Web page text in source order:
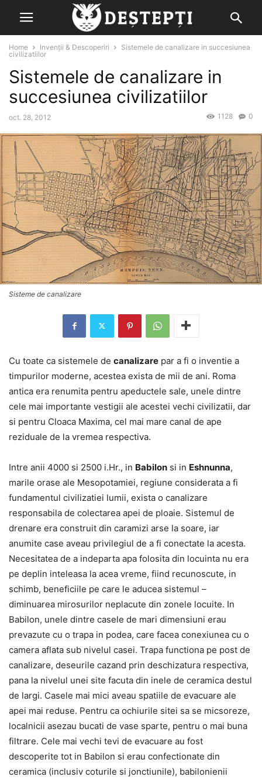
Home Invenții & Descoperiri
Sistemele de canalizare in succesiunea
civilizatiilor
Sistemele de canalizare in
succesiunea civilizatiilor
oct. 28, 2012 0
1128
Sisteme de canalizare
Cu toate ca sistemele de canalizare par a fi o inventie a
timpurilor moderne, acestea exista de mii de ani. Roma
antica era renumita pentru apeductele sale, unele dintre
cele mai importante vestigii ale acestei vechi civilizatii, dar
si pentru Cloaca Maxima, cel mai mare canal de ape
reziduale de la vremea respectiva.
Intre anii 4000 si 2500 i.Hr., in Babilon si in Eshnunna,
marile orase ale Mesopotamiei, regiune considerata a fi
fundamentul civilizatiei lumii, exista o canalizare
responsabila de colectarea apei de ploaie. Sistemul de
drenare era construit din caramizi arse la soare, iar
anumite case aveau privilegiul de a fi conectate la acesta.
Necesitatea de a indeparta apa folosita din locuinta nu era
pe deplin inteleasa la acea vreme, fiind recunoscute, in
schimb, beneficiile pe care le aducea sistemul –
diminuarea mirosurilor neplacute din zonele locuite. In
Babilon, unele dintre casele de mari dimensiuni erau
prevazute cu o trapa in podea, care facea conexiunea cu o
camera aflata sub nivelul casei. Trapa functiona pe post de
canalizare, deseurile cazand prin deschizatura respectiva,
pana la nivelul unei site facuta din inele de ceramica destul
de largi. Casele mai mici aveau spatiile de evacuare ale
apei mai reduse. Pentru ca ochiurile sitei sa se micsoreze,
localnicii asezau bucati de vase sparte, pentru o mai buna
filtrare. Cele mai vechi tevi de evacuare au fost
descoperite tot in Babilon si erau confectionate din
ceramica (inclusiv coturile si jonctiunile), babilonienii